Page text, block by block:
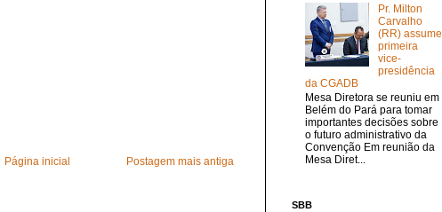
Postagem mais antiga
Página inicial
Pr. Milton
Carvalho
(RR) assume
primeira
vice-
presidência
da CGADB
Mesa Diretora se reuniu em
Belém do Pará para tomar
importantes decisões sobre
o futuro administrativo da
Convenção Em reunião da
Mesa Diret...
SBB